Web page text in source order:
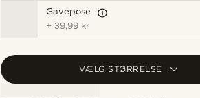
Gavepose
+ 39,99 kr
VÆLG STØRRELSE